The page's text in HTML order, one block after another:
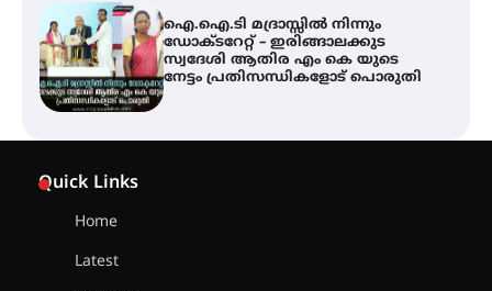
ട്യുണീഷ്യൻ ചിത്രം ” ദി വോയിസ്
ഓഫ് ഹിന്ദ് റജബ് ” ഇരിങ്ങാലക്കുട
ഫിലിം സൊസൈറ്റി ആഗസ്റ്റ് 7
വെള്ളിയാഴ്ച സ്‌ക്രീൻ ചെയ്യുന്നു
Quick Links
Home
Latest